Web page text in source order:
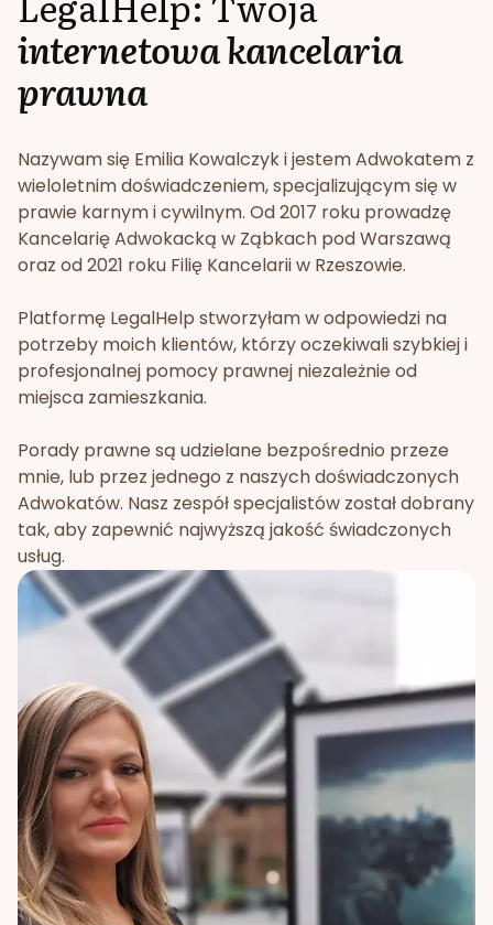
internetowa kancelaria
prawna
Nazywam się Emilia Kowalczyk i jestem Adwokatem z
wieloletnim doświadczeniem, specjalizującym się w
prawie karnym i cywilnym. Od 2017 roku prowadzę
Kancelarię Adwokacką w Ząbkach pod Warszawą
oraz od 2021 roku Filię Kancelarii w Rzeszowie.
Platformę LegalHelp stworzyłam w odpowiedzi na
potrzeby moich klientów, którzy oczekiwali szybkiej i
profesjonalnej pomocy prawnej niezależnie od
miejsca zamieszkania.
Porady prawne są udzielane bezpośrednio przeze
mnie, lub przez jednego z naszych doświadczonych
Adwokatów. Nasz zespół specjalistów został dobrany
tak, aby zapewnić najwyższą jakość świadczonych
usług.